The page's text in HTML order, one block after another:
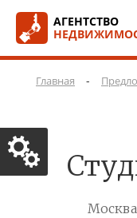
АГЕНТСТВО
Главная -